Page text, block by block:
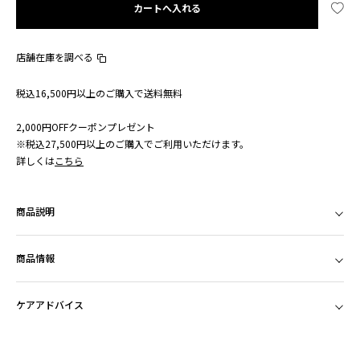
カートへ入れる
店舗在庫を調べる
税込16,500円以上のご購入で送料無料
2,000円OFFクーポンプレゼント
※税込27,500円以上のご購入でご利用いただけます。
詳しくはこちら
商品説明
商品情報
ケアアドバイス